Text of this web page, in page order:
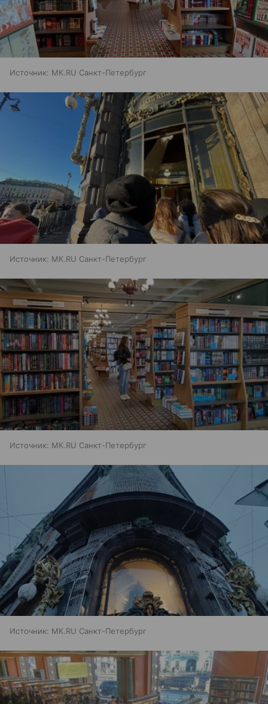
Источник: МК.RU Санкт-Петербург
Источник: МК.RU Санкт-Петербург
Источник: МК.RU Санкт-Петербург
Источник: МК.RU Санкт-Петербург